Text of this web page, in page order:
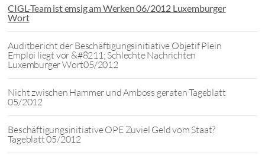
CIGL-Team ist emsig am Werken 06/2012 Luxemburger
Wort
Auditbericht der Beschäftigungsinitiative Objetif Plein
Emploi liegt vor &#8211; Schlechte Nachrichten
Luxemburger Wort05/2012
Nicht zwischen Hammer und Amboss geraten Tageblatt
05/2012
Beschäftigungsinitiative OPE Zuviel Geld vom Staat?
Tageblatt 05/2012